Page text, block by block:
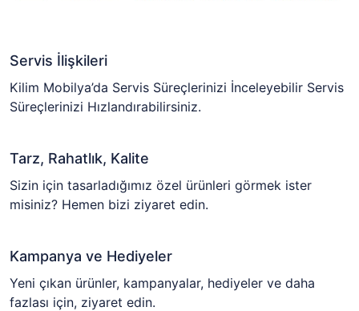
Servis İlişkileri
Kilim Mobilya’da Servis Süreçlerinizi İnceleyebilir Servis
Süreçlerinizi Hızlandırabilirsiniz.
Tarz, Rahatlık, Kalite
Sizin için tasarladığımız özel ürünleri görmek ister
misiniz? Hemen bizi ziyaret edin.
Kampanya ve Hediyeler
Yeni çıkan ürünler, kampanyalar, hediyeler ve daha
fazlası için, ziyaret edin.